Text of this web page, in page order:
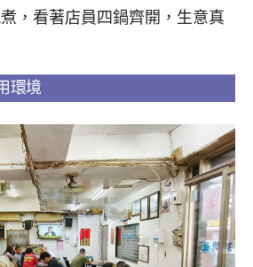
，看著店員四鍋齊開，生意真
環境